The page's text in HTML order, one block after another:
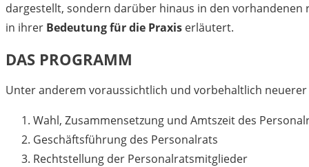
dargestellt, sondern darüber hinaus in den vorhandenen
in ihrer Bedeutung für die Praxis erläutert.
DAS PROGRAMM
Unter anderem voraussichtlich und vorbehaltlich neuerer
Wahl, Zusammensetzung und Amtszeit des
Geschäftsführung des Personalrats
Rechtstellung der Personalratsmitglieder